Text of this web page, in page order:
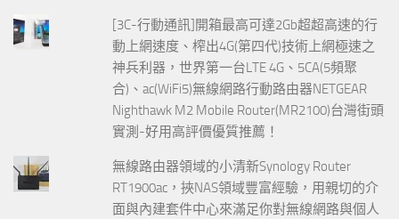
[3C-行動通訊]開箱最高可達2Gb超超高速的行
動上網速度、榨出4G(第四代)技術上網極速之
神兵利器，世界第一台LTE 4G、5CA(5頻聚
合)、ac(WiFi5)無線網路行動路由器NETGEAR
Nighthawk M2 Mobile Router(MR2100)台灣街頭
實測-好用高評價優質推薦！
無線路由器領域的小清新Synology Router
RT1900ac，挾NAS領域豐富經驗，用親切的介
面與內建套件中心來滿足你對無線網路與個人